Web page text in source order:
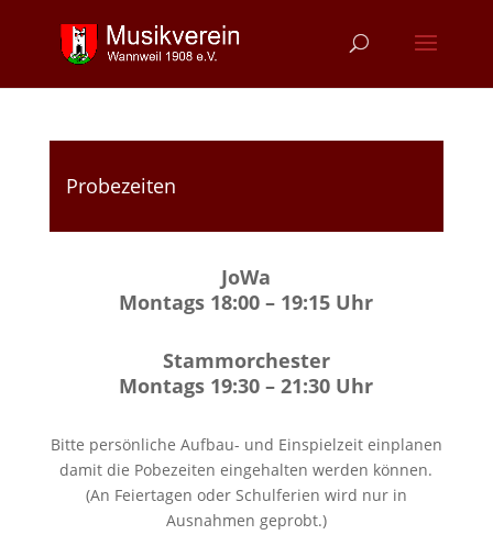
Probezeiten
JoWa
Montags 18:00 – 19:15 Uhr
Stammorchester
Montags 19:30 – 21:30 Uhr
Bitte persönliche Aufbau- und Einspielzeit einplanen
damit die Pobezeiten eingehalten werden können.
(An Feiertagen oder Schulferien wird nur in
Ausnahmen geprobt.)